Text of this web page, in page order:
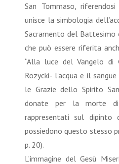
San Tommaso,
unisce la simbologia
Sacramento del Battesimo
che può essere riferita
“Alla luce del Vangelo di
Rozycki- l’acqua e il
le Grazie dello Spirito
donate per la morte
rappresentati sul dipinto
possiedono questo stesso
p. 20).
L’immagine del Gesù